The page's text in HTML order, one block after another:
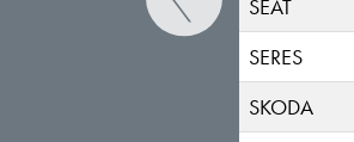
SEAT
SERES
SKODA